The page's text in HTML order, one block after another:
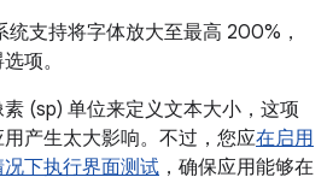
统支持将字体放大至最高 200%，
项。
(sp) 单位来定义文本大小，这项
产生太大影响。不过，您应在启用
下执行界面测试 ，确保应用能够在